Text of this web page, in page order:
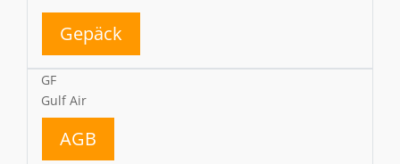
Gepäck
GF
Gulf Air
AGB